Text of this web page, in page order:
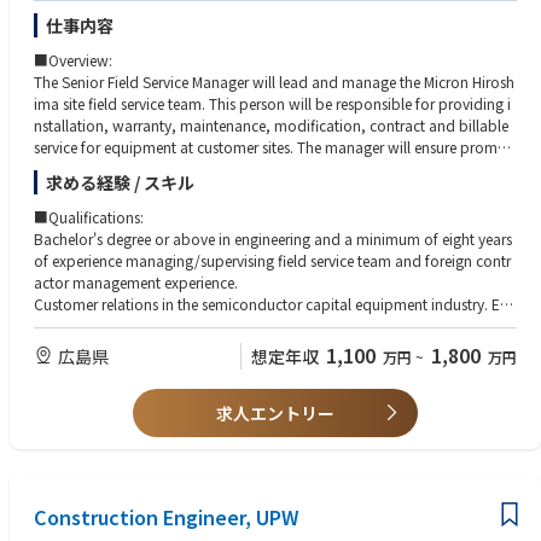
仕事内容
■Overview:
The Senior Field Service Manager will lead and manage the Micron Hirosh
ima site field service team. This person will be responsible for providing i
nstallation, warranty, maintenance, modification, contract and billable
service for equipment at customer sites. The manager will ensure prompt
and efficient service/communication to all customers in the assigned geo
graphical or customer account area(s) and will be directly responsible fo
r resource planning, supervising, scheduling, coaching, evaluating and m
entoring Field Service Engineers.
■Responsibilities:
Direct and oversee field services activities including safety and quality inst
all base performance at customer sites for our product.
Follow existing policies and procedures to manage service team on-site i
nstallation, scheduled and unscheduled maintenance, troubleshooting a
s well as developing methods, guidelines, and policies to facilitate efficie
nt service delivery.
Ensure all field service projects complete, meet customers' needs and FAC
olicies.
求める経験 / スキル
■Qualifications:
Bachelor's degree or above in engineering and a minimum of eight years
of experience managing/supervising field service team and foreign contr
actor management experience.
Customer relations in the semiconductor capital equipment industry. Exp
erience managing a leading semiconductor customer site; with diffusion
or etch or lithography or wet process section and leading a team of eight
or more engineers preferred.
Candidate with foundry, OSAT, Compound Semiconductor customers fa
cing and managing experience is a plus.
Demonstrate ability to motivate and communicate with others at all level
広島県 想定年収 1,100 万円 ~ 1,800 万円
求人エントリー
Construction Engineer, UPW